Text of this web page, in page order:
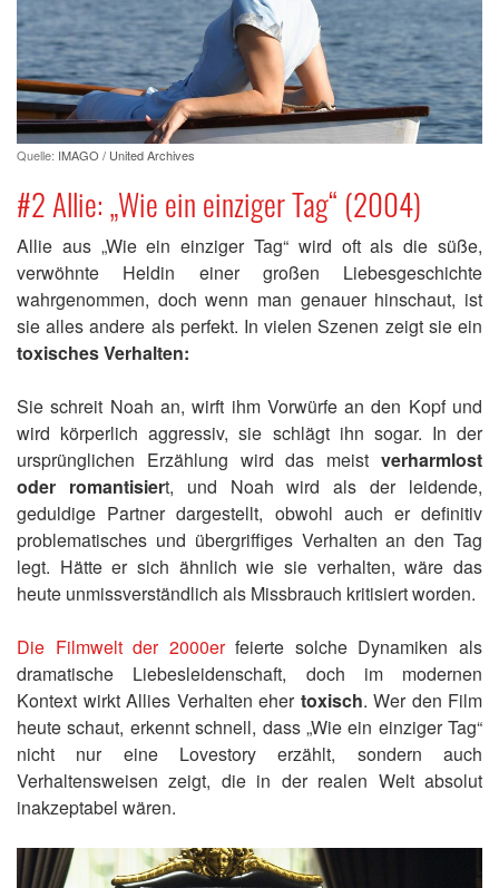
Quelle: IMAGO / United Archives
#2 Allie: „Wie ein einziger Tag“ (2004)
Allie aus „Wie ein einziger Tag“ wird oft als die süße,
verwöhnte Heldin einer großen Liebesgeschichte
wahrgenommen, doch wenn man genauer hinschaut, ist
sie alles andere als perfekt. In vielen Szenen zeigt sie ein
toxisches Verhalten:
Sie schreit Noah an, wirft ihm Vorwürfe an den Kopf und
wird körperlich aggressiv, sie schlägt ihn sogar. In der
ursprünglichen Erzählung wird das meist verharmlost
oder romantisiert, und Noah wird als der leidende,
geduldige Partner dargestellt, obwohl auch er definitiv
problematisches und übergriffiges Verhalten an den Tag
legt. Hätte er sich ähnlich wie sie verhalten, wäre das
heute unmissverständlich als Missbrauch kritisiert worden.
Die Filmwelt der 2000erfeierte solche Dynamiken als
dramatische Liebesleidenschaft, doch im modernen
Kontext wirkt Allies Verhalten eher toxisch. Wer den Film
heute schaut, erkennt schnell, dass „Wie ein einziger Tag“
nicht nur eine Lovestory erzählt, sondern auch
Verhaltensweisen zeigt, die in der realen Welt absolut
inakzeptabel wären.